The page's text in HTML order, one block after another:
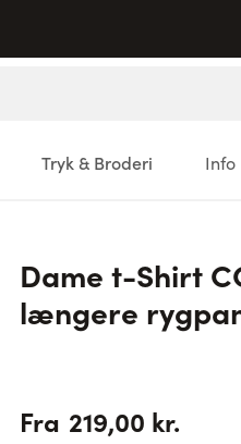
Tryk & Broderi Info
Dame t-Shirt
længere
Fra 219,00 kr.